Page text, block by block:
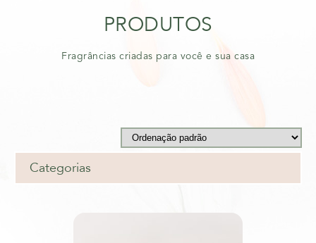
PRODUTOS
Fragrâncias criadas para você e sua casa
Categorias